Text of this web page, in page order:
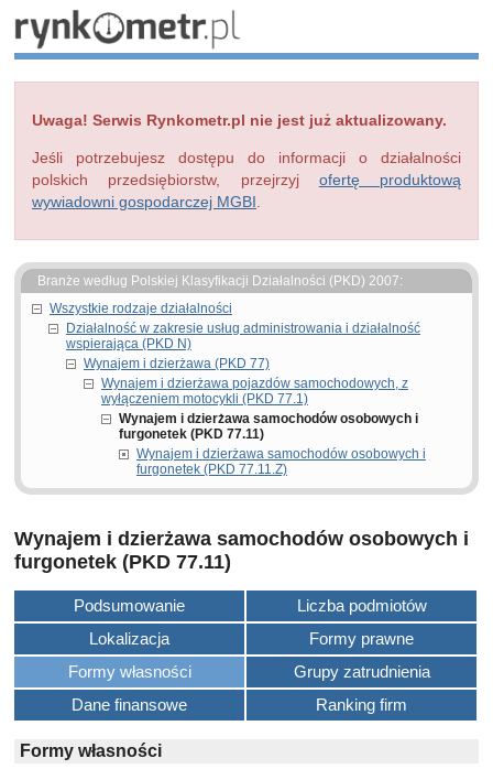
Uwaga! Serwis Rynkometr.pl nie jest już aktualizowany.
Jeśli potrzebujesz dostępu do informacji o działalności
polskich przedsiębiorstw, przejrzyj ofertę produktową
wywiadowni gospodarczej MGBI
Branże według Polskiej Klasyfikacji Działalności (PKD) 2007:
Wszystkie rodzaje działalności
Działalność w zakresie usług administrowania i działalność
wspierająca (PKD N)
Wynajem i dzierżawa (PKD 77)
Wynajem i dzierżawa pojazdów samochodowych, z
wyłączeniem motocykli (PKD 77.1)
Wynajem i dzierżawa samochodów osobowych i
furgonetek (PKD 77.11)
Wynajem i dzierżawa samochodów osobowych i
furgonetek (PKD 77.11.Z)
Wynajem i dzierżawa samochodów osobowych i
furgonetek (PKD 77.11)
Podsumowanie
Liczba podmiotów
Lokalizacja
Formy prawne
Formy własności
Grupy zatrudnienia
Dane finansowe
Ranking firm
Formy własności